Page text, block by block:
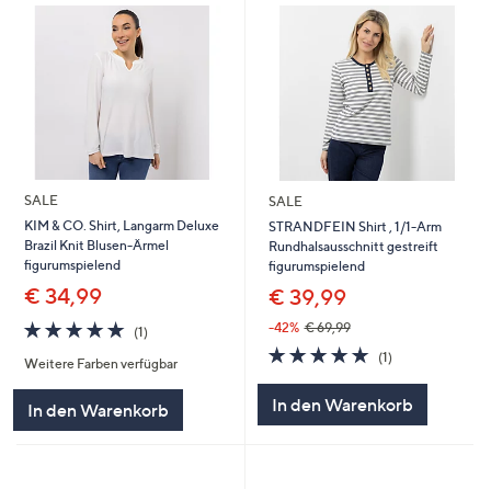
SALE
KIM & CO. Shirt, Langarm Deluxe
Brazil Knit Blusen-Ärmel
figurumspielend
€ 34,99
5.0
von
5
(1)1
Weitere Farben verfügbar
In den Warenkorb
SALE
STRANDFEIN Shirt , 1/1-Arm
Rundhalsausschnitt gestreift
figurumspielend
€ 39,99
-42% € 69,99
5.0
von
(1)1
In den Warenkorb